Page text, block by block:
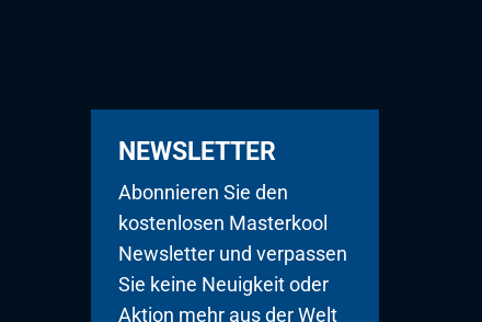
NEWSLETTER
Abonnieren Sie den
kostenlosen Masterkool
Newsletter und verpassen
Sie keine Neuigkeit oder
Aktion mehr aus der Welt